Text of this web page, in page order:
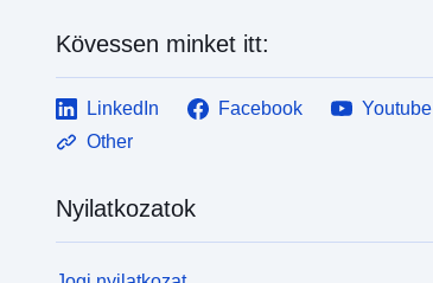
Kövessen minket itt:
LinkedIn Facebook
Youtube
Other
Nyilatkozatok